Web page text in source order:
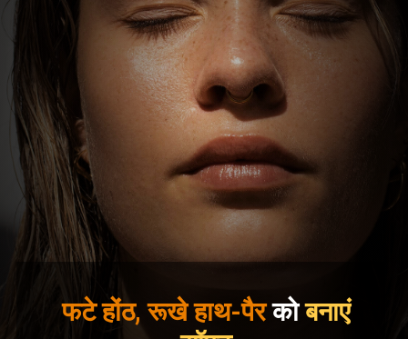
फटे होंठ, रूखे हाथ-पैरकोबनाएं